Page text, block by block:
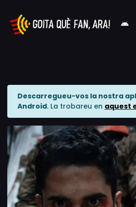
Descarregueu-vos la nostra
Android. La trobareu en aquest